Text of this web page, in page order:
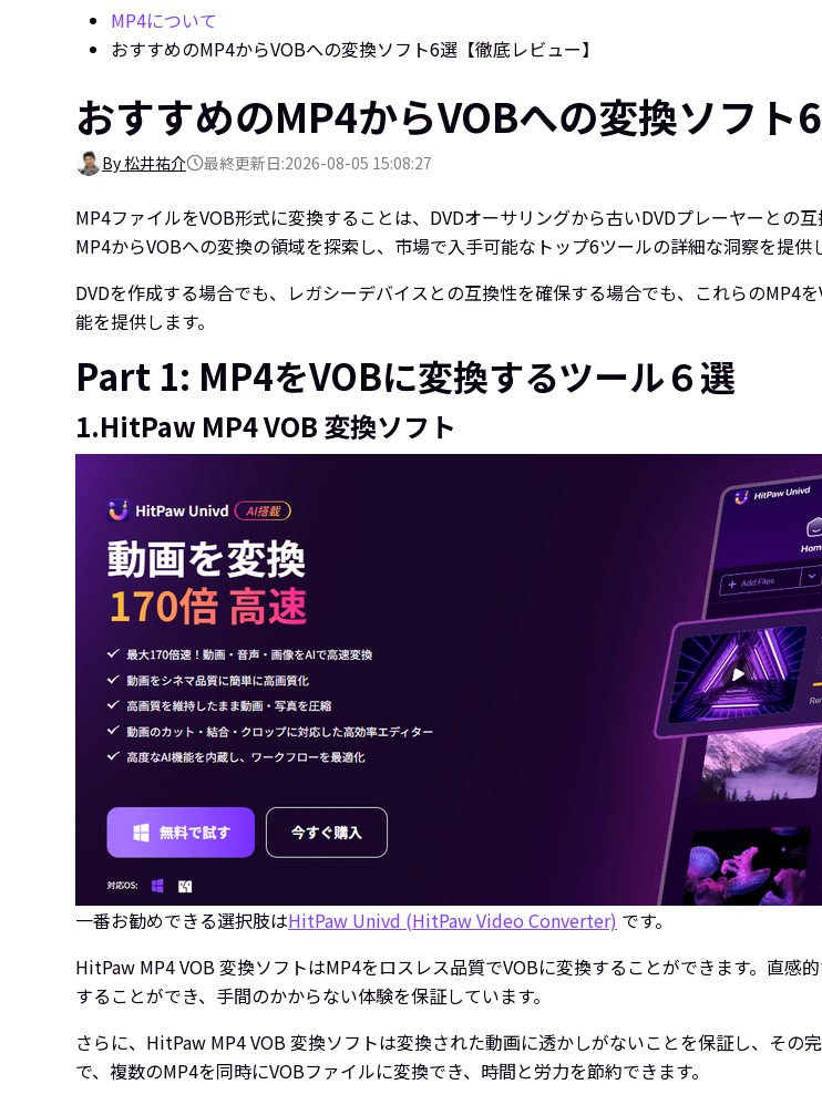
MP4について
おすすめのMP4からVOBへの変換ソフト6選【徹底レビュー】
おすすめのMP4からVOBへの変換ソフト
By 松井祐介 最終更新日:2026-08-05 15:08:27
MP4ファイルをVOB形式に変換することは、DVDオーサリングから古いDVDプレーヤーとの
MP4からVOBへの変換の領域を探索し、市場で入手可能なトップ6ツールの詳細な洞察を提供
DVDを作成する場合でも、レガシーデバイスとの互換性を確保する場合でも、これらのMP4
能を提供します。
Part 1: MP4をVOBに変換するツール６選
1.HitPaw MP4 VOB 変換ソフト
一番お勧めできる選択肢はHitPaw Univd (HitPaw Video Converter) です。
HitPaw MP4 VOB 変換ソフトはMP4をロスレス品質でVOBに変換することができます。直感
することができ、手間のかからない体験を保証しています。
さらに、HitPaw MP4 VOB 変換ソフトは変換された動画に透かしがないことを保証し、そ
で、複数のMP4を同時にVOBファイルに変換でき、時間と労力を節約できます。